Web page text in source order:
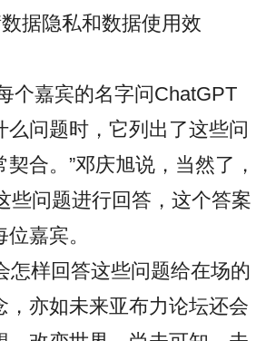
数据隐私和数据使用效
个嘉宾的名字问ChatGPT
么问题时，它列出了这些问
合。”邓庆旭说，当然了，
些问题进行回答，这个答案
嘉宾。
怎样回答这些问题给在场的
，亦如未来亚布力论坛还会